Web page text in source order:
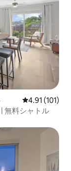
レビュー101
4.91 (101)
無料シャトル